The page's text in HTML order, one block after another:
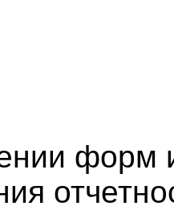
форм